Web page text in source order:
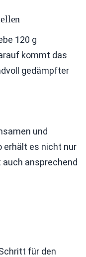
120 g
kommt das
gedämpfter
und
erhält es nicht nur
ansprechend
für den